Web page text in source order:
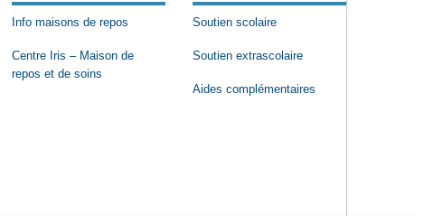
Info maisons de repos
Centre Iris – Maison de
repos et de soins
Soutien scolaire
Soutien extrascolaire
Aides complémentaires